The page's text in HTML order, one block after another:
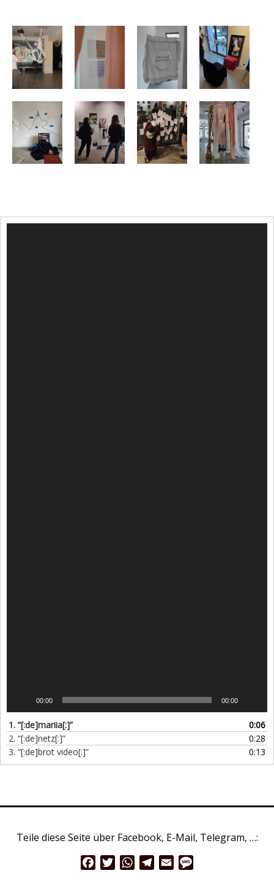
00:00 00:00
1. “[:de]mariia[:]”
0:06
2. “[:de]netz[:]”
0:28
3. “[:de]brot video[:]” 0:13
Teile diese Seite über Facebook, E-Mail, Telegram, …:
FacebookTwitterWhatsApp
Telegram
Email